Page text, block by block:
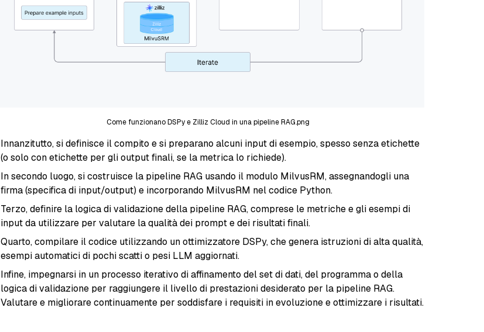
Come funzionano DSPy e Zilliz Cloud in una pipeline RAG.png
Innanzitutto, si definisce il compito e si preparano alcuni input di esempio, spesso senza etichette
(o solo con etichette per gli output finali, se la metrica lo richiede).
In secondo luogo, si costruisce la pipeline RAG usando il modulo MilvusRM, assegnandogli una
firma (specifica di input/output) e incorporando MilvusRM nel codice Python.
Terzo, definire la logica di validazione della pipeline RAG, comprese le metriche e gli esempi di
input da utilizzare per valutare la qualità dei prompt e dei risultati finali.
Quarto, compilare il codice utilizzando un ottimizzatore DSPy, che genera istruzioni di alta qualità,
esempi automatici di pochi scatti o pesi LLM aggiornati.
Infine, impegnarsi in un processo iterativo di affinamento del set di dati, del programma o della
logica di validazione per raggiungere il livello di prestazioni desiderato per la pipeline RAG.
Valutare e migliorare continuamente per soddisfare i requisiti in evoluzione e ottimizzare i risultati.